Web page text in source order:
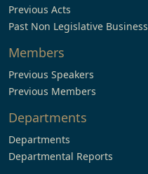
Previous Acts
Past Non Legislative Business
Members
Previous Speakers
Previous Members
Departments
Departments
Departmental Reports